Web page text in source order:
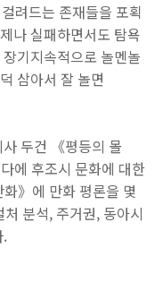
려드는 존재들을 포획
나 실패하면서도 탐욕
기지속적으로 놀멘놀
삼아서 잘 놀면
두건 《평등의 몰
에 후조시 문화에 대한
》에 만화 평론을 몇
분석, 주거권, 동아시
.